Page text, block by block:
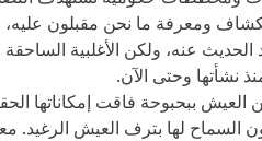
ومعرفة ما نحن مقبلون عليه،
الحديث عنه، ولكن الأغلبية
نشأتها وحتى الآن.
العيش ببحبوحة فاقت إمكاناتها
السماح لها بترف العيش الرغيد.